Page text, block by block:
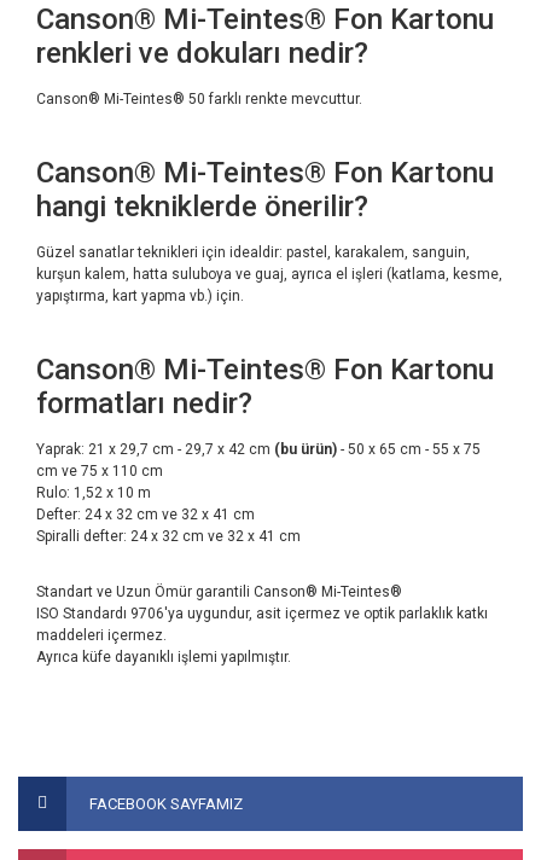
Canson® Mi-Teintes® Fon Kartonu
renkleri ve dokuları nedir?
Canson® Mi-Teintes® 50 farklı renkte mevcuttur.
Canson® Mi-Teintes® Fon Kartonu
hangi tekniklerde önerilir?
Güzel sanatlar teknikleri için idealdir: pastel, karakalem, sanguin,
kurşun kalem, hatta suluboya ve guaj, ayrıca el işleri (katlama, kesme,
yapıştırma, kart yapma vb.) için.
Canson® Mi-Teintes® Fon Kartonu
formatları nedir?
Yaprak: 21 x 29,7 cm - 29,7 x 42 cm (bu ürün) - 50 x 65 cm - 55 x 75
cm ve 75 x 110 cm
Rulo: 1,52 x 10 m
Defter: 24 x 32 cm ve 32 x 41 cm
Spiralli defter: 24 x 32 cm ve 32 x 41 cm
Standart ve Uzun Ömür garantili Canson® Mi-Teintes®
ISO Standardı 9706'ya uygundur, asit içermez ve optik parlaklık katkı
maddeleri içermez.
Ayrıca küfe dayanıklı işlemi yapılmıştır.
Bu ürüne ilk yorumu siz yapın!
kullanarak tarafımıza iletebilirsiniz.
Görüş ve önerileriniz için teşekkür ederiz.
FACEBOOK SAYFAMIZ